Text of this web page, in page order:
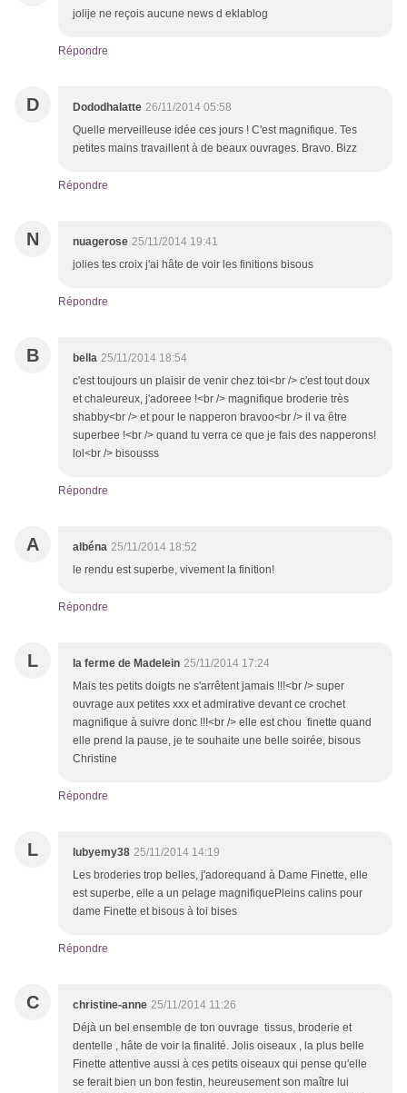
jolije ne reçois aucune news d eklablog
Répondre
D Dododhalatte 26/11/2014 05:58
Quelle merveilleuse idée ces jours ! C'est magnifique. Tes
petites mains travaillent à de beaux ouvrages. Bravo. Bizz
Répondre
N nuagerose 25/11/2014 19:41
jolies tes croix j'ai hâte de voir les finitions bisous
Répondre
B bella 25/11/2014 18:54
c'est toujours un plaisir de venir chez toi<br /> c'est tout doux
et chaleureux, j'adoreee !<br /> magnifique broderie très
shabby<br /> et pour le napperon bravoo<br /> il va être
superbee !<br /> quand tu verra ce que je fais des napperons!
lol<br /> bisousss
Répondre
A albéna 25/11/2014 18:52
le rendu est superbe, vivement la finition!
Répondre
L la ferme de Madelein 25/11/2014 17:24
Mais tes petits doigts ne s'arrêtent jamais !!!<br /> super
ouvrage aux petites xxx et admirative devant ce crochet
magnifique à suivre donc !!!<br /> elle est chou finette quand
elle prend la pause, je te souhaite une belle soirée, bisous
Christine
Répondre
L lubyemy38 25/11/2014 14:19
Les broderies trop belles, j'adorequand à Dame Finette, elle
est superbe, elle a un pelage magnifiquePleins calins pour
dame Finette et bisous à toi bises
Répondre
C christine-anne 25/11/2014 11:26
Déjà un bel ensemble de ton ouvrage tissus, broderie et
dentelle , hâte de voir la finalité. Jolis oiseaux , la plus belle
Finette attentive aussi à ces petits oiseaux qui pense qu'elle
se ferait bien un bon festin, heureusement son maître lui